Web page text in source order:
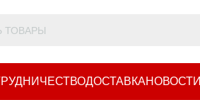
ДОСТАВКАНОВОСТИ